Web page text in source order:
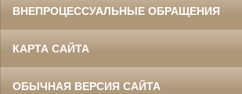
ВНЕПРОЦЕССУАЛЬНЫЕ ОБРАЩЕНИЯ
КАРТА САЙТА
ОБЫЧНАЯ ВЕРСИЯ САЙТА